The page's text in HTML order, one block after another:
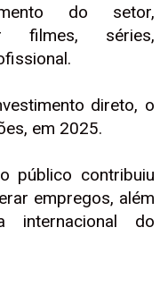
do setor,
filmes, séries,
direto, o
em 2025.
público contribuiu
empregos, além
internacional do